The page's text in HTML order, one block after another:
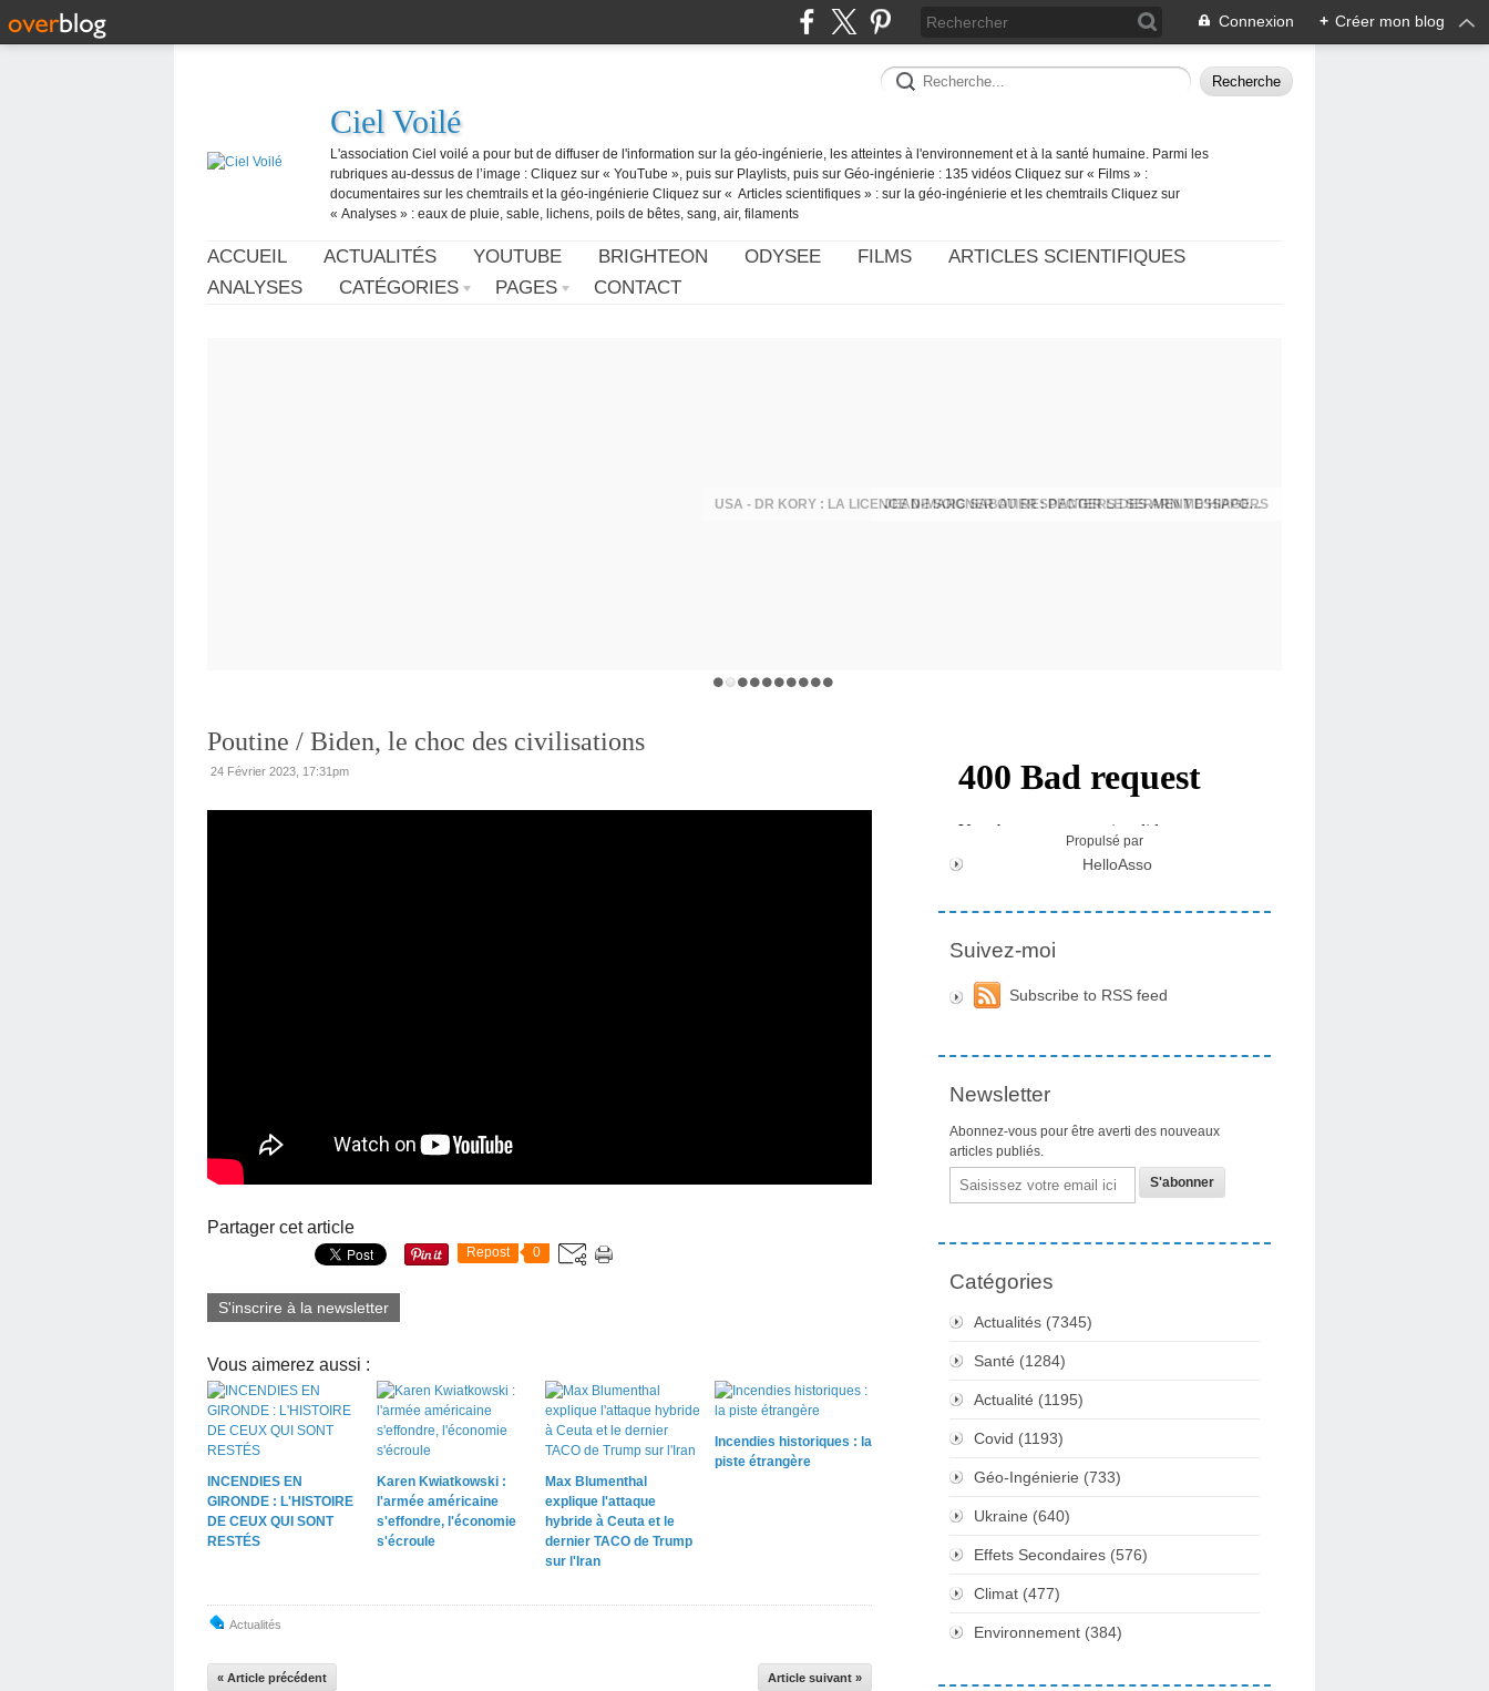
Connexion + Créer mon blog
Ciel Voilé
L'association Ciel voilé a pour but de diffuser de l'information sur la géo-ingénierie, les atteintes à l'environnement et à la santé humaine. Parmi les
rubriques au-dessus de l’image : Cliquez sur « YouTube », puis sur Playlists, puis sur Géo-ingénierie : 135 vidéos Cliquez sur « Films » :
documentaires sur les chemtrails et la géo-ingénierie Cliquez sur « Articles scientifiques » : sur la géo-ingénierie et les chemtrails Cliquez sur
« Analyses » : eaux de pluie, sable, lichens, poils de bêtes, sang, air, filaments
ACCUEIL ACTUALITÉS YOUTUBE BRIGHTEON ODYSEE FILMS
ARTICLES SCIENTIFIQUES
ANALYSES
CATÉGORIES PAGES CONTACT
JEAN-MARC SABATIER : DANGERS DES ARN MESSAGERS
USA - DR KORY : LA LICENCE DE SOIGNER OU RESPECTER LE SERMENT D'HIPPOCRATE CONTRE VENTS ET MARÉES
Poutine / Biden, le choc des civilisations
24 Février 2023, 17:31pm
Partager cet article
Repost 0
S'inscrire à la newsletter
Vous aimerez aussi :
INCENDIES EN
GIRONDE : L'HISTOIRE
DE CEUX QUI SONT
RESTÉS
Karen Kwiatkowski :
l'armée américaine
s'effondre, l'économie
s'écroule
Max Blumenthal
explique l'attaque
hybride à Ceuta et le
dernier TACO de Trump
sur l'Iran
Incendies historiques : la
piste étrangère
Actualités
« Article précédent Article suivant »
Propulsé par
HelloAsso
Suivez-moi
Subscribe to RSS feed
Newsletter
Abonnez-vous pour être averti des nouveaux
articles publiés.
Email
Catégories
Actualités (7345)
Santé (1284)
Actualité (1195)
Covid (1193)
Géo-Ingénierie (733)
Ukraine (640)
Effets Secondaires (576)
Climat (477)
Environnement (384)